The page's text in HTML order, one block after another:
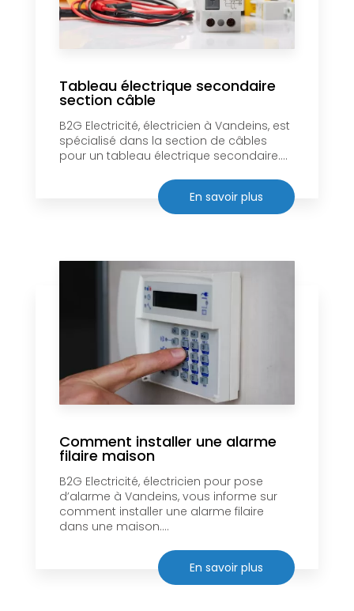
Tableau électrique secondaire
section câble
B2G Electricité, électricien à Vandeins, est
spécialisé dans la section de câbles
pour un tableau électrique secondaire....
En savoir plus
Comment installer une alarme
filaire maison
B2G Electricité, électricien pour pose
d’alarme à Vandeins, vous informe sur
comment installer une alarme filaire
dans une maison....
En savoir plus